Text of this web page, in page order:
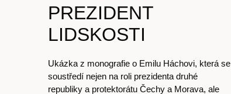
PREZIDENT
LIDSKOSTI
Ukázka z monografie o Emilu Háchovi, která se
soustředí nejen na roli prezidenta druhé
republiky a protektorátu Čechy a Morava, ale